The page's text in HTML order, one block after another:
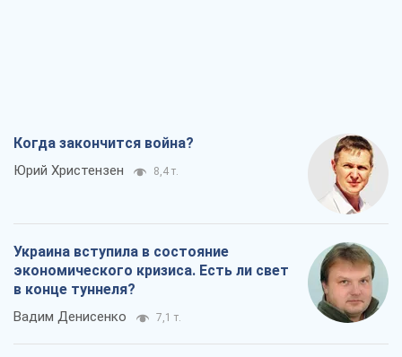
Когда закончится война?
Юрий Христензен 8,4 т.
Украина вступила в состояние
экономического кризиса. Есть ли свет
в конце туннеля?
Вадим Денисенко 7,1 т.